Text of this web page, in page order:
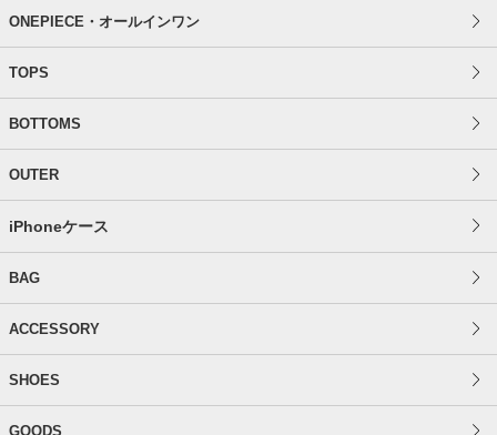
ONEPIECE・オールインワン
TOPS
BOTTOMS
OUTER
iPhoneケース
BAG
ACCESSORY
SHOES
GOODS